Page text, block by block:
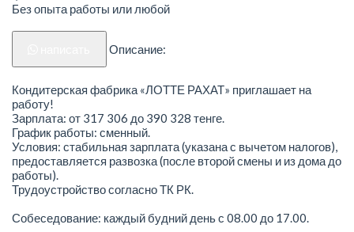
Без опыта работы или любой
Описание:
Кондитерская фабрика «ЛОТТЕ РАХАТ» приглашает на
работу!
Зарплата: от 317 306 до 390 328 тенге.
График работы: сменный.
Условия: стабильная зарплата (указана с вычетом налогов),
предоставляется развозка (после второй смены и из дома до
работы).
Трудоустройство согласно ТК РК.
Собеседование: каждый будний день с 08.00 до 17.00.